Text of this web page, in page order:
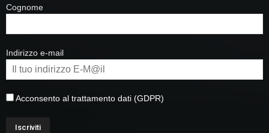
Cognome
Indirizzo e-mail
Acconsento al trattamento dati (GDPR)